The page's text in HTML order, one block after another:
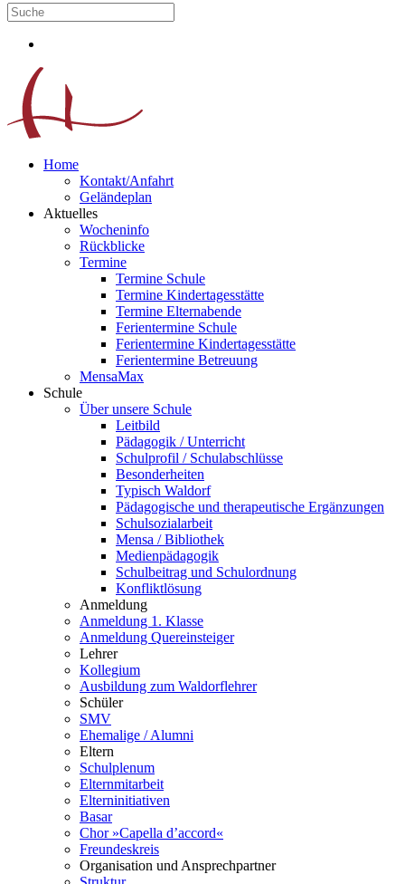
Home
Kontakt/Anfahrt
Geländeplan
Aktuelles
Wocheninfo
Rückblicke
Termine
Termine Schule
Termine Kindertagesstätte
Termine Elternabende
Ferientermine Schule
Ferientermine Kindertagesstätte
Ferientermine Betreuung
MensaMax
Schule
Über unsere Schule
Leitbild
Pädagogik / Unterricht
Schulprofil / Schulabschlüsse
Besonderheiten
Typisch Waldorf
Pädagogische und therapeutische Ergänzungen
Schulsozialarbeit
Mensa / Bibliothek
Medienpädagogik
Schulbeitrag und Schulordnung
Konfliktlösung
Anmeldung
Anmeldung 1. Klasse
Anmeldung Quereinsteiger
Lehrer
Kollegium
Ausbildung zum Waldorflehrer
Schüler
SMV
Ehemalige / Alumni
Eltern
Schulplenum
Elternmitarbeit
Elterninitiativen
Basar
Chor »Capella d’accord«
Freundeskreis
Organisation und Ansprechpartner